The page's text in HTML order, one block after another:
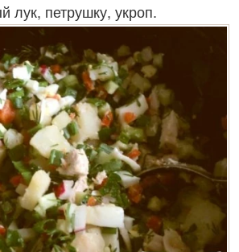
лук, петрушку, укроп.